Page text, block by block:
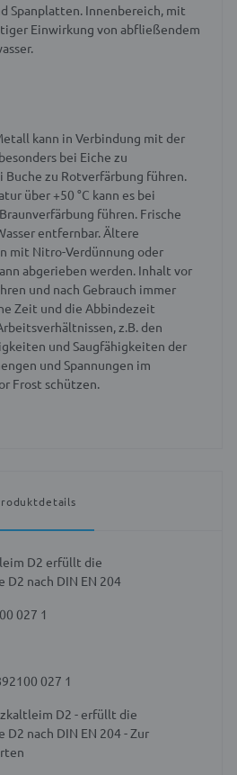
Spanplatten. Innenbereich, mit
Einwirkung von abfließendem
kann in Verbindung mit der
bei Eiche zu
Buche zu Rotverfärbung führen.
über +50 °C kann es bei
führen. Frische
entfernbar. Ältere
mit Nitro-Verdünnung oder
abgerieben werden. Inhalt vor
und nach Gebrauch immer
Zeit und die Abbindezeit
z.B. den
und Saugfähigkeiten der
und Spannungen im
Frost schützen.
D2 erfüllt die
D2 nach DIN EN 204
027 1
027 1
D2 - erfüllt die
D2 nach DIN EN 204 - Zur